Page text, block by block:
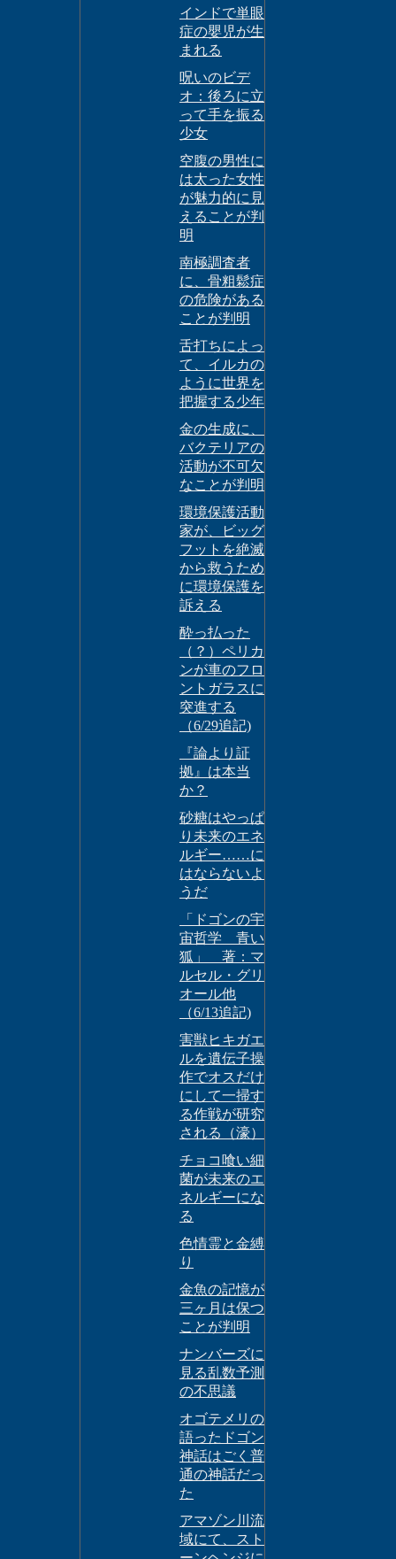
インドで単眼
症の嬰児が生
まれる
呪いのビデ
オ：後ろに立
って手を振る
少女
空腹の男性に
は太った女性
が魅力的に見
えることが判
明
南極調査者
に、骨粗鬆症
の危険がある
ことが判明
舌打ちによっ
て、イルカの
ように世界を
把握する少年
金の生成に、
バクテリアの
活動が不可欠
なことが判明
環境保護活動
家が、ビッグ
フットを絶滅
から救うため
に環境保護を
訴える
酔っ払った
（？）ペリカ
ンが車のフロ
ントガラスに
突進する
（6/29追記)
『論より証
拠』は本当
か？
砂糖はやっぱ
り未来のエネ
ルギー……に
はならないよ
うだ
「ドゴンの宇
宙哲学 青い
狐」 著：マ
ルセル・グリ
オール他
（6/13追記)
害獣ヒキガエ
ルを遺伝子操
作でオスだけ
にして一掃す
る作戦が研究
される（濠）
チョコ喰い細
菌が未来のエ
ネルギーにな
る
色情霊と金縛
り
金魚の記憶が
三ヶ月は保つ
ことが判明
ナンバーズに
見る乱数予測
の不思議
オゴテメリの
語ったドゴン
神話はごく普
通の神話だっ
た
アマゾン川流
域にて、スト